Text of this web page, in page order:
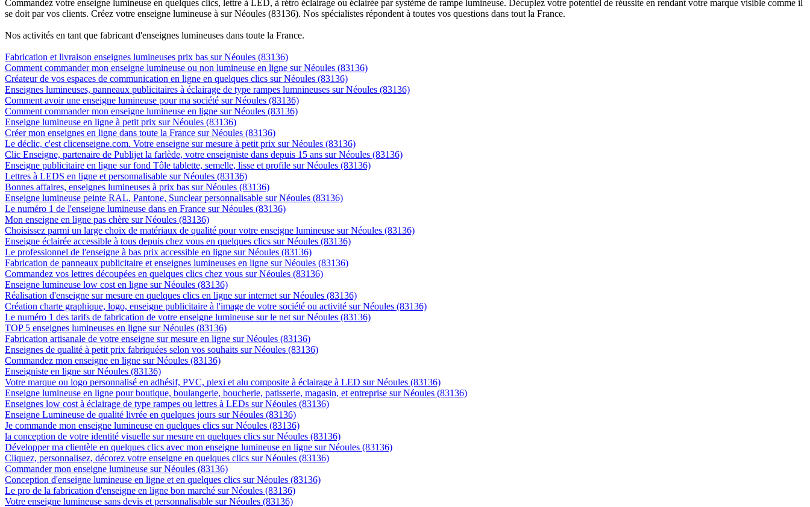
Commandez votre enseigne lumineuse en quelques clics, lettre à LED, à rétro éclairage ou éclairée par système de rampe lumineuse. Décuplez votre potentiel de réussite en rendant votre marque visible comme il
se doit par vos clients. Créez votre enseigne lumineuse à sur Néoules (83136). Nos spécialistes répondent à toutes vos questions dans tout la France.
Nos activités en tant que fabricant d'enseignes lumineuses dans toute la France.
Fabrication et livraison enseignes lumineuses prix bas sur Néoules (83136)
Comment commander mon enseigne lumineuse ou non lumineuse en ligne sur Néoules (83136)
Créateur de vos espaces de communication en ligne en quelques clics sur Néoules (83136)
Enseignes lumineuses, panneaux publicitaires à éclairage de type rampes lumnineuses sur Néoules (83136)
Comment avoir une enseigne lumineuse pour ma société sur Néoules (83136)
Comment commander mon enseigne lumineuse en ligne sur Néoules (83136)
Enseigne lumineuse en ligne à petit prix sur Néoules (83136)
Créer mon enseignes en ligne dans toute la France sur Néoules (83136)
Le déclic, c'est clicenseigne.com. Votre enseigne sur mesure à petit prix sur Néoules (83136)
Clic Enseigne, partenaire de Publijet la farlède, votre enseigniste dans depuis 15 ans sur Néoules (83136)
Enseigne publicitaire en ligne sur fond Tôle tablette, semelle, lisse et profile sur Néoules (83136)
Lettres à LEDS en ligne et personnalisable sur Néoules (83136)
Bonnes affaires, enseignes lumineuses à prix bas sur Néoules (83136)
Enseigne lumineuse peinte RAL, Pantone, Sunclear personnalisable sur Néoules (83136)
Le numéro 1 de l'enseigne lumineuse dans en France sur Néoules (83136)
Mon enseigne en ligne pas chère sur Néoules (83136)
Choisissez parmi un large choix de matériaux de qualité pour votre enseigne lumineuse sur Néoules (83136)
Enseigne éclairée accessible à tous depuis chez vous en quelques clics sur Néoules (83136)
Le professionnel de l'enseigne à bas prix accessible en ligne sur Néoules (83136)
Fabrication de panneaux publicitaire et enseignes lumineuses en ligne sur Néoules (83136)
Commandez vos lettres découpées en quelques clics chez vous sur Néoules (83136)
Enseigne lumineuse low cost en ligne sur Néoules (83136)
Réalisation d'enseigne sur mesure en quelques clics en ligne sur internet sur Néoules (83136)
Création charte graphique, logo, enseigne publicitaire à l'image de votre société ou activité sur Néoules (83136)
Le numéro 1 des tarifs de fabrication de votre enseigne lumineuse sur le net sur Néoules (83136)
TOP 5 enseignes lumineuses en ligne sur Néoules (83136)
Fabrication artisanale de votre enseigne sur mesure en ligne sur Néoules (83136)
Enseignes de qualité à petit prix fabriquées selon vos souhaits sur Néoules (83136)
Commandez mon enseigne en ligne sur Néoules (83136)
Enseigniste en ligne sur Néoules (83136)
Votre marque ou logo personnalisé en adhésif, PVC, plexi et alu composite à éclairage à LED sur Néoules (83136)
Enseigne lumineuse en ligne pour boutique, boulangerie, boucherie, patisserie, magasin, et entreprise sur Néoules (83136)
Enseignes low cost à éclairage de type rampes ou lettres à LEDs sur Néoules (83136)
Enseigne Lumineuse de qualité livrée en quelques jours sur Néoules (83136)
Je commande mon enseigne lumineuse en quelques clics sur Néoules (83136)
la conception de votre identité visuelle sur mesure en quelques clics sur Néoules (83136)
Développer ma clientèle en quelques clics avec mon enseigne lumineuse en ligne sur Néoules (83136)
Cliquez, personnalisez, décorez votre enseigne en quelques clics sur Néoules (83136)
Commander mon enseigne lumineuse sur Néoules (83136)
Conception d'enseigne lumineuse en ligne et en quelques clics sur Néoules (83136)
Le pro de la fabrication d'enseigne en ligne bon marché sur Néoules (83136)
Votre enseigne lumineuse sans devis et personnalisable sur Néoules (83136)